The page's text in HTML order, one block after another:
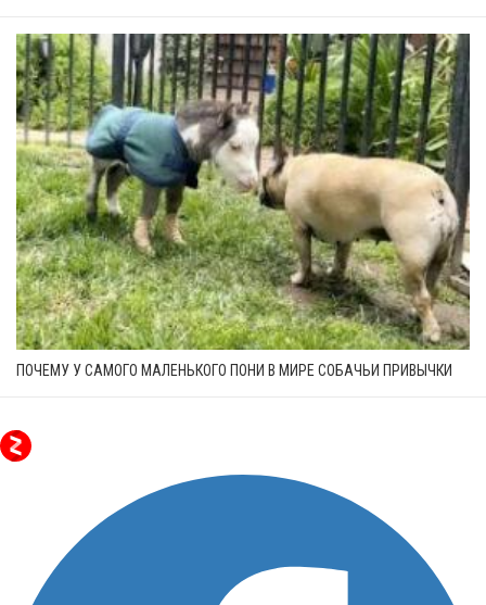
ПОЧЕМУ У САМОГО МАЛЕНЬКОГО ПОНИ В МИРЕ СОБАЧЬИ ПРИВЫЧКИ